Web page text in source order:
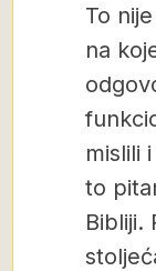
To
na
mislili
to
Bibliji.